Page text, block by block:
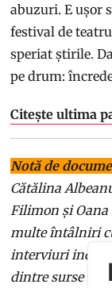
abuzuri. E ușor
festival de
speriat știrile.
pe drum:
Citește ultima
Notă de
Cătălina
Filimon și
multe întâlniri
interviuri
dintre surse au